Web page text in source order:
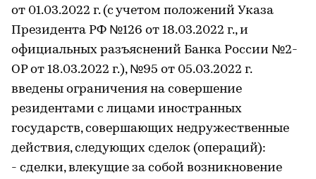
от 01.03.2022 г. (с учетом положений Указа
Президента РФ №126 от 18.03.2022 г., и
официальных разъяснений Банка России №2-
ОР от 18.03.2022 г.), №95 от 05.03.2022 г.
введены ограничения на совершение
резидентами с лицами иностранных
государств, совершающих недружественные
действия, следующих сделок (операций):
- сделки, влекущие за собой возникновение